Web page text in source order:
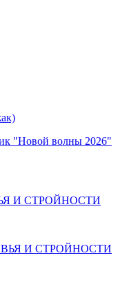
"Новой волны 2026"
И СТРОЙНОСТИ